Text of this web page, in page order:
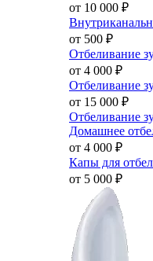
от 10 000 ₽
от 500 ₽
Отбеливание
от 4 000 ₽
Отбеливание
от 15 000 ₽
Отбеливание
Домашнее
от 4 000 ₽
Капы для
от 5 000 ₽